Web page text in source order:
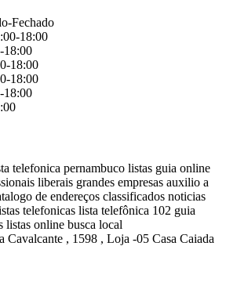
Fechado
18:00
18:00
18:00
18:00
18:00
telefonica pernambuco listas guia online
liberais grandes empresas auxilio a
de endereços classificados noticias
telefonicas lista telefônica 102 guia
listas online busca local
Cavalcante , 1598 , Loja -05 Casa Caiada